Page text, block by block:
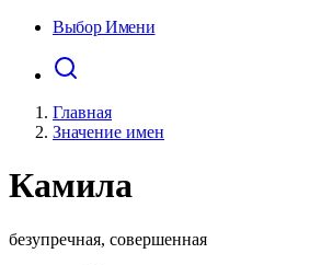
Выбор Имени
Главная
Значение имен
Камила
безупречная, совершенная